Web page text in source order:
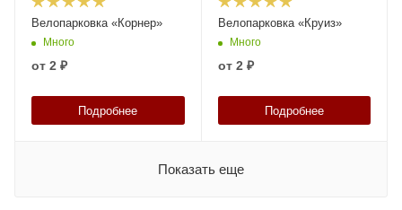
Велопарковка «Корнер»
Много
от 2 ₽
Подробнее
Велопарковка «Круиз»
Много
от 2 ₽
Подробнее
Показать еще